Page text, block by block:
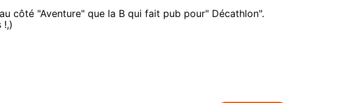
côté "Aventure" que la B qui fait pub pour" Décathlon".
!,)